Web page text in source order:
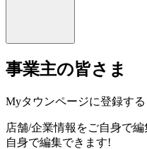
事業主の皆さま
Myタウンページに登録する
店舗/企業情報をご自身で
自身で編集できます!